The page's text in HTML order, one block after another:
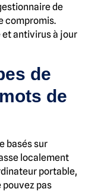
de
compromis.
antivirus à jour
de
de
basés sur
localement
portable,
pas